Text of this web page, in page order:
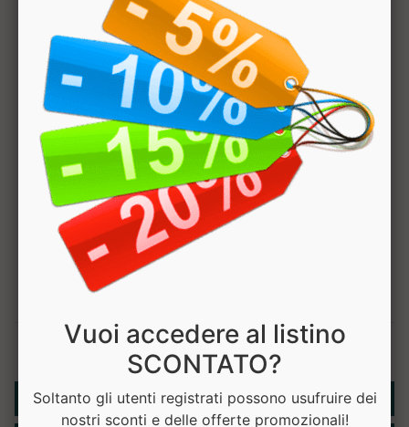
Hai bisogno di aiuto? Chatta con noi
Rubriche
Vuoi accedere al listino
SCONTATO?
Soltanto gli utenti registrati possono usufruire dei
nostri sconti e delle offerte promozionali!